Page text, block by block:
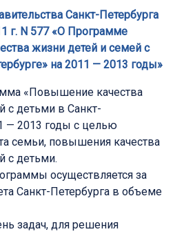
Санкт-Петербурга
г. N 577 «О Программе
жизни детей и семей с
на 2011 — 2013 годы»
«Повышение качества
с детьми в Санкт-
— 2013 годы с целью
семьи, повышения качества
с детьми.
осуществляется за
Санкт-Петербурга в объеме
задач, для решения